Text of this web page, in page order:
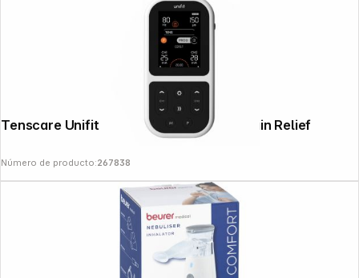
Tenscare Unifit Fitness Recovery and Pain Relief
Número de producto:267838